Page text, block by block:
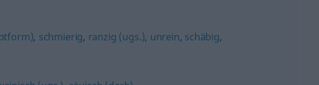
, schmierig, ranzig (ugs.), unrein, schäbig,